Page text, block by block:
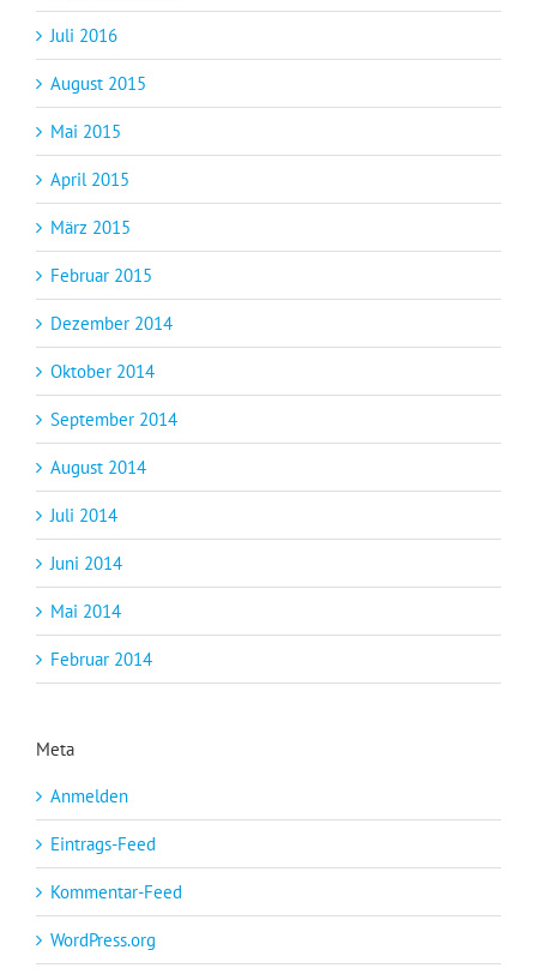
Juli 2016
August 2015
Mai 2015
April 2015
März 2015
Februar 2015
Dezember 2014
Oktober 2014
September 2014
August 2014
Juli 2014
Juni 2014
Mai 2014
Februar 2014
Meta
Anmelden
Eintrags-Feed
Kommentar-Feed
WordPress.org